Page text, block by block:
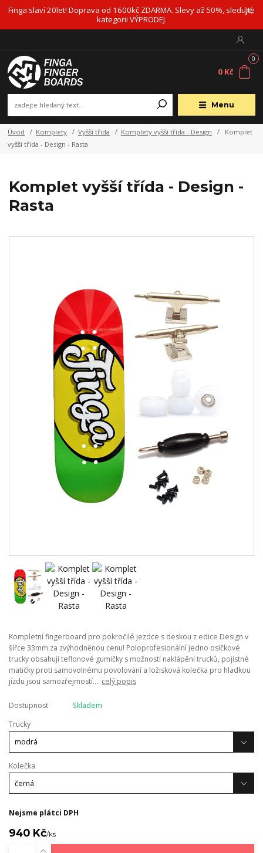
Finga slaví 20let! Doprava od 1600kč ZDARMA. Slevy až 50%, sledujte
kategorii VÝPRODEJ.
Menu
0
0 Kč
Úvod Komplety Vyšší třída Komplety vyšší třída - Design
Komplet
vyšší třída - Design - Rasta
Komplet vyšší třída - Design -
Rasta
Kompletní fingerboard pro pokročilé jezdce s deskou z edice Design v
šířce 33mm za zvýhodněnou cenu! Poloprofesionální jedno osičkové
trucky obsahují teflonové gumičky s možností naklápění trucků, pojistné
matičky proti samovolnému povolování a ložisková kolečka pro hladkou
jízdu jsou samozřejmostí.... celý popis
Dostupnost
Skladem
Trucky
Kolečka
Nejsme plátci DPH
940 Kč/ks